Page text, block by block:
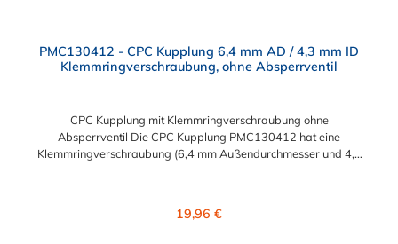
PMC130412 - CPC Kupplung 6,4 mm AD / 4,3 mm ID
Klemmringverschraubung, ohne Absperrventil
CPC Kupplung mit Klemmringverschraubung ohne
Absperrventil Die CPC Kupplung PMC130412 hat eine
Klemmringverschraubung (6,4 mm Außendurchmesser und 4,3
Innenmaß von ≈ 7,9 mm. Sie können diese CPC Kupplung mit
Regulärer Preis:
19,96 €